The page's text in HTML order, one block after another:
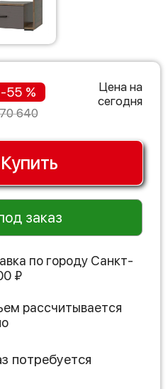
-55 %
640
Цена на
сегодня
Купить
заказ
по городу Санкт-
₽
рассчитывается
потребуется